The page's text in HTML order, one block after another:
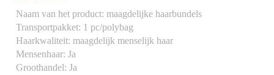
Naam van het product: maagdelijke haarbundels
Transportpakket: 1 pc/polybag
Haarkwaliteit: maagdelijk menselijk haar
Mensenhaar: Ja
Groothandel: Ja